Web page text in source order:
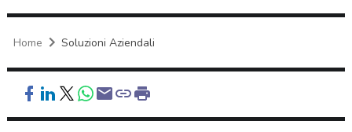
Home Soluzioni Aziendali